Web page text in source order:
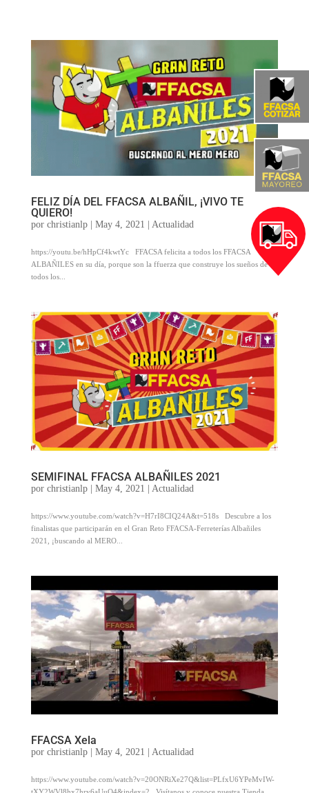
FELIZ DÍA DEL FFACSA ALBAÑIL, ¡VIVO TE
QUIERO!
por christianlp| May 4, 2021 Actualidad
https://youtu.be/hHpCf4kwtYc FFACSA felicita a todos los FFACSA
ALBAÑILES en su día, porque son la ffuerza que construye los sueños de
todos los...
SEMIFINAL FFACSA ALBAÑILES 2021
por christianlp| May 4, 2021 | Actualidad
https://www.youtube.com/watch?v=H7rI8CIQ24A&t=518s Descubre a los
finalistas que participarán en el Gran Reto FFACSA-Ferreterías Albañiles
2021, ¡buscando al MERO...
FFACSA Xela
por christianlp| May 4, 2021 Actualidad
https://www.youtube.com/watch?v=20ONRiXe27Q&list=PLfxU6YPeMvIW-